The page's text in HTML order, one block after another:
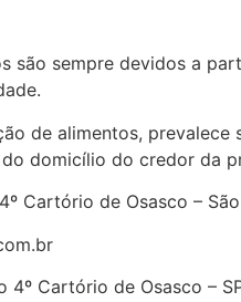
são sempre devidos a
de alimentos,
domicílio do credor da
Cartório de Osasco –
4º Cartório de Osasco –